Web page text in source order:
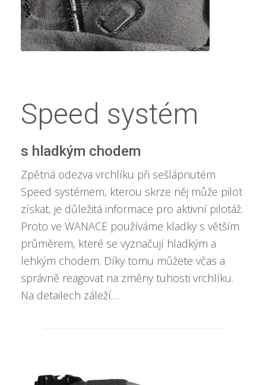
Speed systém
s hladkým chodem
Zpětná odezva vrchlíku při sešlápnutém
Speed systémem, kterou skrze něj může pilot
získat, je důležitá informace pro aktivní pilotáž.
Proto ve WANACE používáme kladky s větším
průměrem, které se vyznačují hladkým a
lehkým chodem. Díky tomu můžete včas a
správně reagovat na změny tuhosti vrchlíku.
Na detailech záleží…